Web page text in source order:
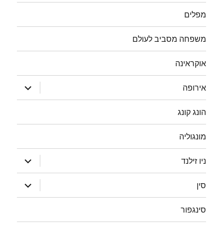
מפלים
משפחה מסביב לעולם
אוקראינה
אירופה
הצג
תפריט
הונג קונג
מונגוליה
ניו זילנד
הצג
תפריט
סין
הצג
תפריט
סינגפור